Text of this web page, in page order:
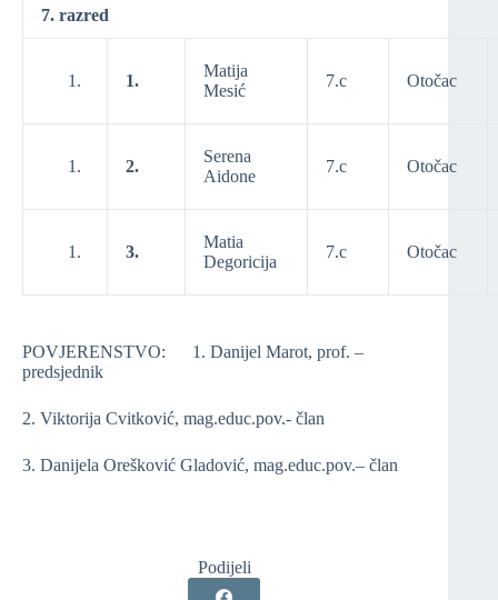
7. razred
1.
Matija
Mesić
7.c Otočac
2.
Serena
Aidone
7.c Otočac
3.
Matia
Degoricija
7.c Otočac
POVJERENSTVO: 1. Danijel Marot, prof. –
predsjednik
2. Viktorija Cvitković, mag.educ.pov.- član
3. Danijela Orešković Gladović, mag.educ.pov.– član
Podijeli